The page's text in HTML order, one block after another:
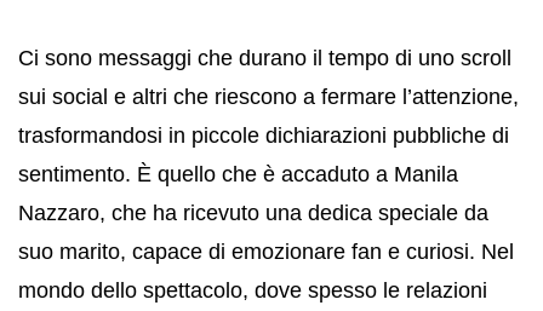
Ci sono messaggi che durano il tempo di uno scroll
sui social e altri che riescono a fermare l’attenzione,
trasformandosi in piccole dichiarazioni pubbliche di
sentimento. È quello che è accaduto a Manila
Nazzaro, che ha ricevuto una dedica speciale da
suo marito, capace di emozionare fan e curiosi. Nel
mondo dello spettacolo, dove spesso le relazioni